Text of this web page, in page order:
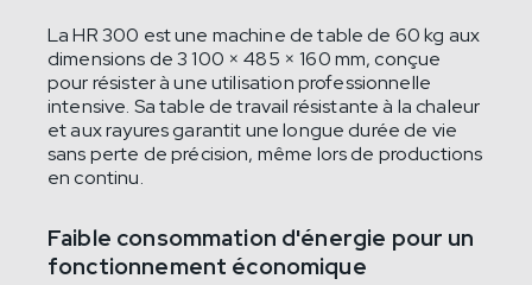
La HR 300 est une machine de table de 60 kg aux
dimensions de 3 100 × 485 × 160 mm, conçue
pour résister à une utilisation professionnelle
intensive. Sa table de travail résistante à la chaleur
et aux rayures garantit une longue durée de vie
sans perte de précision, même lors de productions
en continu.
Faible consommation d'énergie pour un
fonctionnement économique